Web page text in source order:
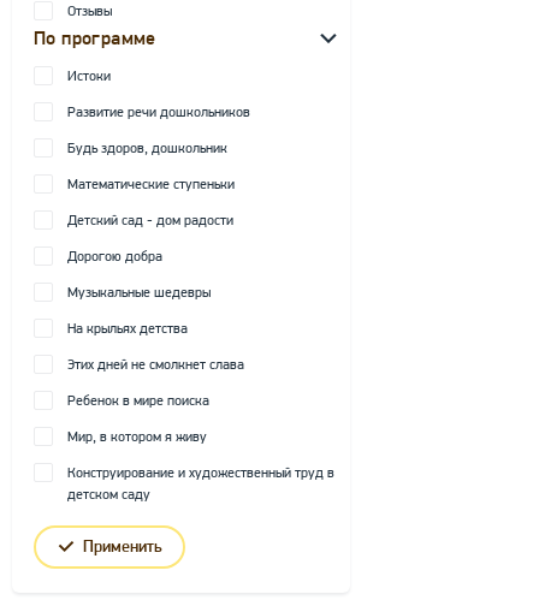
Отзывы
По программе
Истоки
Развитие речи дошкольников
Будь здоров, дошкольник
Математические ступеньки
Детский сад - дом радости
Дорогою добра
Музыкальные шедевры
На крыльях детства
Этих дней не смолкнет слава
Ребенок в мире поиска
Мир, в котором я живу
Конструирование и художественный труд в
детском саду
Применить